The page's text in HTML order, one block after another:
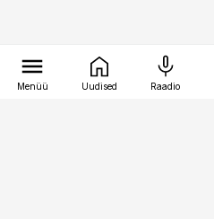
Menüü Uudised Raadio